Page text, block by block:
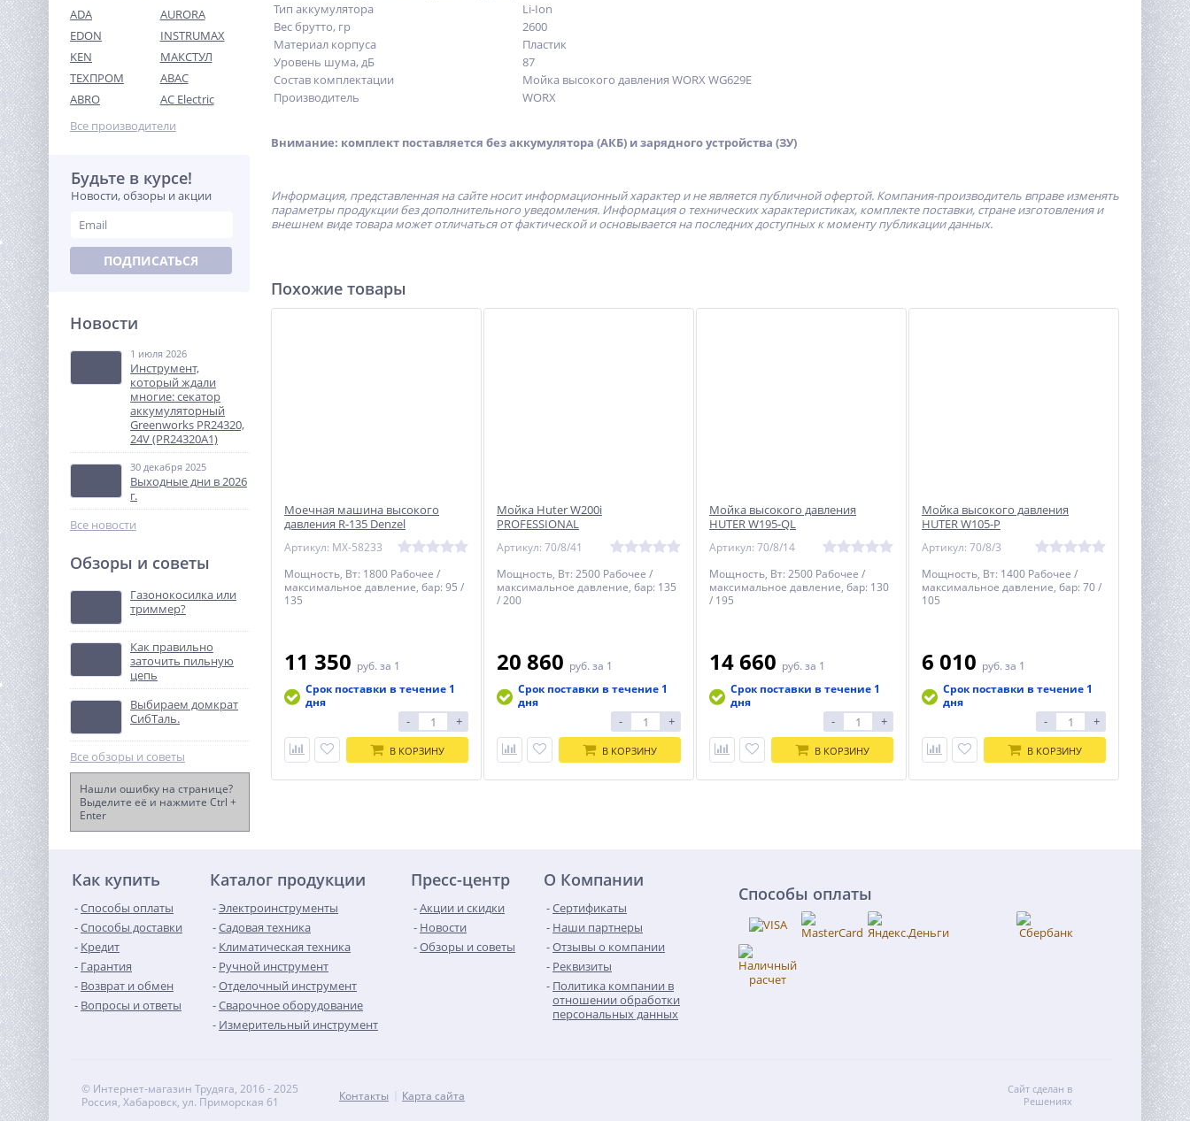
Угловая шлифовальная
машина акк. Greenworks
GD24AGK4, 24V, б/щет, 125
мм, 10500 об/мин,1x4Ач,ЗУ
10 990
Дрель-шуруповерт
GD24DD140, 24V,б/щет,0-
550/0-2100 об/
мин,70/140Нм,1x5Ач,ЗУ
19 490руб.
%
Насос фекальный
2,2
43 380
%
Рабочий LED-фонарь акк.
Greenworks G24SL200, 24V,
ADA
AURORA
EDON
INSTRUMAX
KEN
МАКСТУЛ
ТЕХПРОМ
ABAC
ABRO
AC Electric
Все производители
Будьте в курсе!
Новости, обзоры и акции
ПОДПИСАТЬСЯ
Новости
1 июля 2026
Инструмент,
который ждали
многие: секатор
аккумуляторный
Greenworks PR24320,
24V (PR24320A1)
30 декабря 2025
Выходные дни в 2026
г.
Все новости
Обзоры и советы
Газонокосилка или
триммер?
Как правильно
заточить пильную
цепь
Выбираем домкрат
СибТаль.
Все обзоры и советы
Нашли ошибку на странице?
Выделите её и нажмите Ctrl +
Enter
Тип аккумулятора
Li-Ion
Вес брутто, гр
2600
Материал корпуса
Пластик
Уровень шума, дБ
87
Состав комплектации
Мойка высокого давления WORX WG629E
Производитель
WORX
Внимание: комплект поставляется без аккумулятора (АКБ) и зарядного устройства (ЗУ)
Информация, представленная на сайте носит информационный характер и не является публичной офертой. Компания-производитель вправе изменять
параметры продукции без дополнительного уведомления. Информация о технических характеристиках, комплекте поставки, стране изготовления и
внешнем виде товара может отличаться от фактической и основывается на последних доступных к моменту публикации данных.
Похожие товары
Моечная машина высокого
давления R-135 Denzel
Артикул: MX-58233
Мощность, Вт: 1800 Рабочее /
максимальное давление, бар: 95 /
135
11 350 руб. за 1
Срок поставки в течение 1
дня
- +
В КОРЗИНУ
Мойка Huter W200i
PROFESSIONAL
Артикул: 70/8/41
Мощность, Вт: 2500 Рабочее /
максимальное давление, бар: 135
/ 200
20 860 руб. за 1
Срок поставки в течение 1
дня
- +
В КОРЗИНУ
Мойка высокого давления
HUTER W195-QL
Артикул: 70/8/14
Мощность, Вт: 2500 Рабочее /
максимальное давление, бар: 130
/ 195
14 660 руб. за 1
Срок поставки в течение 1
дня
- +
В КОРЗИНУ
Мойка высокого давления
HUTER W105-Р
Артикул: 70/8/3
Мощность, Вт: 1400 Рабочее /
максимальное давление, бар: 70 /
105
6 010 руб. за 1
Срок поставки в течение 1
дня
- +
В КОРЗИНУ
Как купить
Способы оплаты
Способы доставки
Кредит
Гарантия
Возврат и обмен
Вопросы и ответы
Каталог продукции
Электроинструменты
Садовая техника
Климатическая техника
Ручной инструмент
Отделочный инструмент
Сварочное оборудование
Измерительный инструмент
Пресс-центр
Акции и скидки
Новости
Обзоры и советы
О Компании
Сертификаты
Наши партнеры
Отзывы о компании
Реквизиты
Политика компании в
отношении обработки
персональных данных
Способы оплаты
© Интернет-магазин Трудяга, 2016 - 2025
Россия, Хабаровск, ул. Приморская 61
Контакты Карта сайта
Сайт сделан в
Решениях